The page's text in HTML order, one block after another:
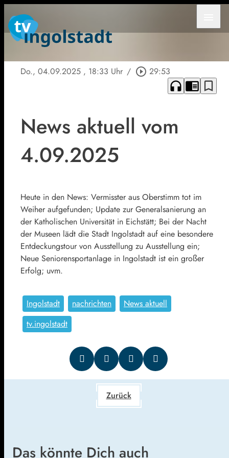
Do., 04.09.2025 , 18:33 Uhr / play_circle_outline 29:53
headphones chrome_reader_mode bookmark_border
News aktuell vom
4.09.2025
Heute in den News: Vermisster aus Oberstimm tot im
Weiher aufgefunden; Update zur Generalsanierung an
der Katholischen Universität in Eichstätt; Bei der Nacht
der Museen lädt die Stadt Ingolstadt auf eine besondere
Entdeckungstour von Ausstellung zu Ausstellung ein;
Neue Seniorensportanlage in Ingolstadt ist ein großer
Erfolg; uvm.
Ingolstadt nachrichten
News aktuell
tv.ingolstadt
Zurück
Das könnte Dich auch